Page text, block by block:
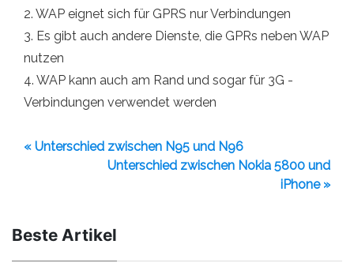
2. WAP eignet sich für GPRS nur Verbindungen
3. Es gibt auch andere Dienste, die GPRs neben WAP
nutzen
4. WAP kann auch am Rand und sogar für 3G -
Verbindungen verwendet werden
« Unterschied zwischen N95 und N96
Unterschied zwischen Nokia 5800 und
iPhone »
Beste Artikel